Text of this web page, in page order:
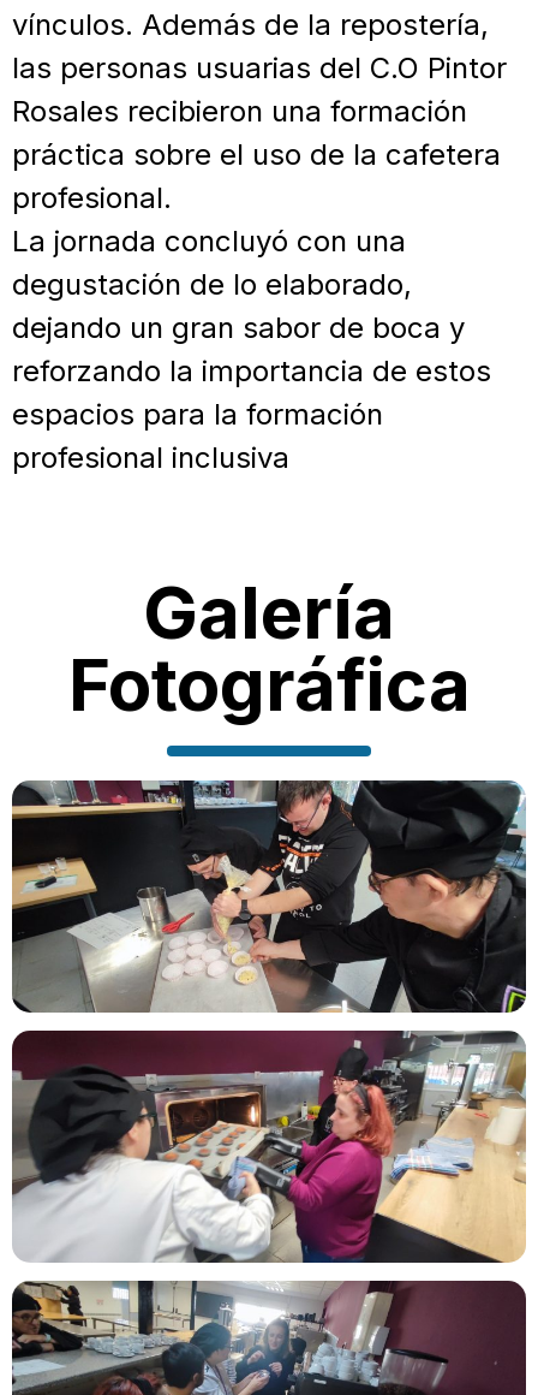
vínculos. Además de la repostería,
las personas usuarias del C.O Pintor
Rosales recibieron una formación
práctica sobre el uso de la cafetera
profesional.
La jornada concluyó con una
degustación de lo elaborado,
dejando un gran sabor de boca y
reforzando la importancia de estos
espacios para la formación
profesional inclusiva
Galería
Fotográfica